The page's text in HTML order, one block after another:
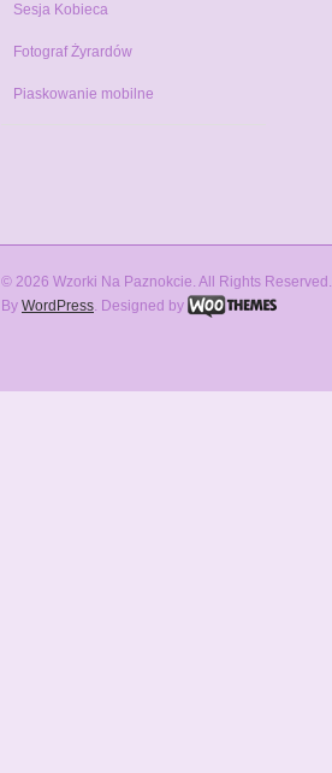
Sesja Kobieca
Fotograf Żyrardów
Piaskowanie mobilne
© 2026 Wzorki Na Paznokcie. All Rights Reserved.
By WordPress. Designed by